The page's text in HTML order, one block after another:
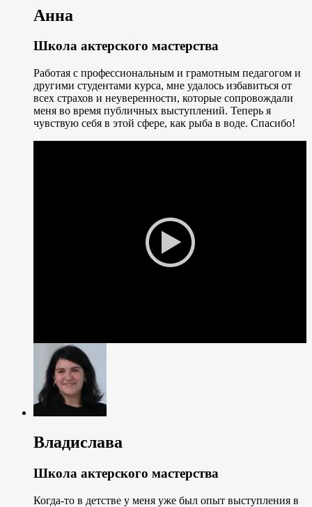
Анна
Школа актерского мастерства
Работая с профессиональным и грамотным педагогом и
другими студентами курса, мне удалось избавиться от
всех страхов и неуверенности, которые сопровождали
меня во время публичных выступлений. Теперь я
чувствую себя в этой сфере, как рыба в воде. Спасибо!
Владислава
Школа актерского мастерства
Когда-то в детстве у меня уже был опыт выступления в